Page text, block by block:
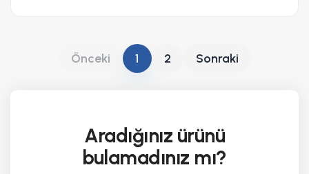
Önceki 1 2 Sonraki
Aradığınız ürünü
bulamadınız mı?